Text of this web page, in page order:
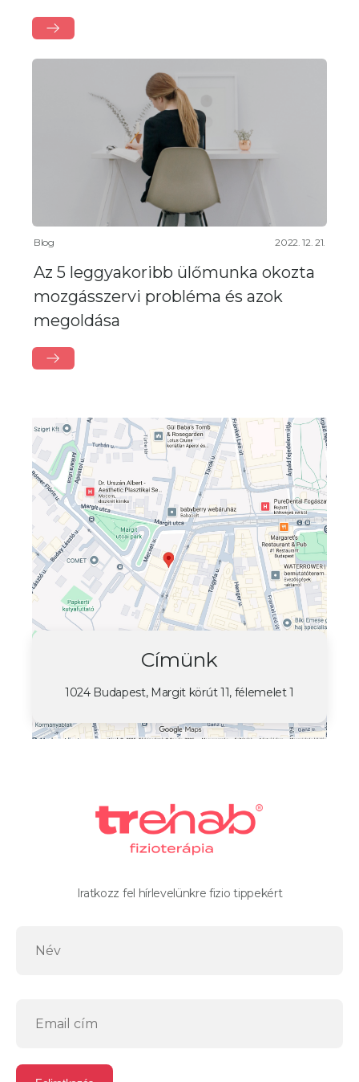
Blog 2022. 12. 21.
Az 5 leggyakoribb ülőmunka okozta
mozgásszervi probléma és azok
megoldása
Címünk
1024 Budapest, Margit körút 11, félemelet 1
Iratkozz fel hírlevelünkre fizio tippekért